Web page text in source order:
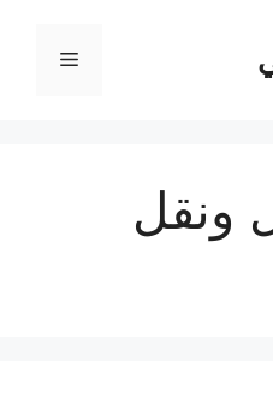
القائمة
ونقل